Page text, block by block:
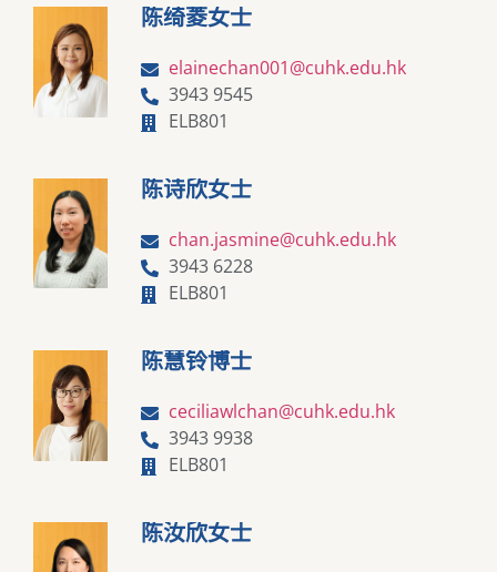
陈绮菱女士
elainechan001@cuhk.edu.hk
3943 9545
ELB801
陈诗欣女士
chan.jasmine@cuhk.edu.hk
3943 6228
ELB801
陈慧铃博士
ceciliawlchan@cuhk.edu.hk
3943 9938
ELB801
陈汝欣女士